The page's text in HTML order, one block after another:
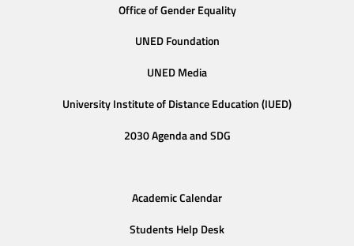
Office of Gender Equality
UNED Foundation
UNED Media
University Institute of Distance Education (IUED)
2030 Agenda and SDG
Academic Calendar
Students Help Desk